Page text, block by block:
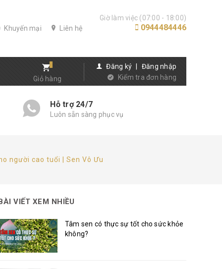
Khuyến mại Liên hệ
Giờ làm việc (07:00 - 18:00)
0944484446
Giỏ hàng
Đăng ký
Đăng nhập
Kiểm tra đơn hàng
Hỗ trợ 24/7
Luôn sẵn sàng phục vụ
người cao tuổi | Sen Vô Ưu
VIẾT XEM NHIỀU
Tâm sen có thực sự tốt cho sức khỏe
không?